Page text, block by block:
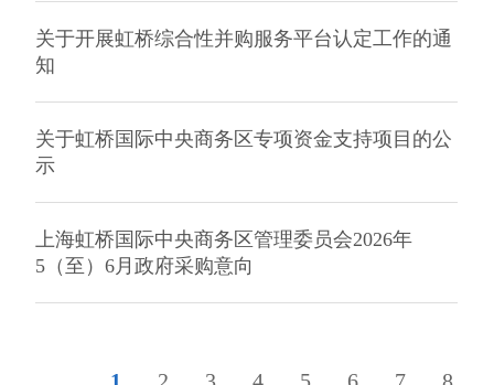
关于开展虹桥综合性并购服务平台认定工作的通
知
关于虹桥国际中央商务区专项资金支持项目的公
示
上海虹桥国际中央商务区管理委员会2026年
5（至）6月政府采购意向
1 2 3 4 5 6 7 8